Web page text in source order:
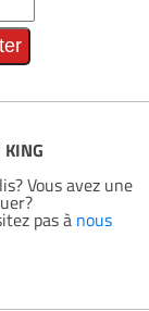
KING
Vous avez une
pas à nous